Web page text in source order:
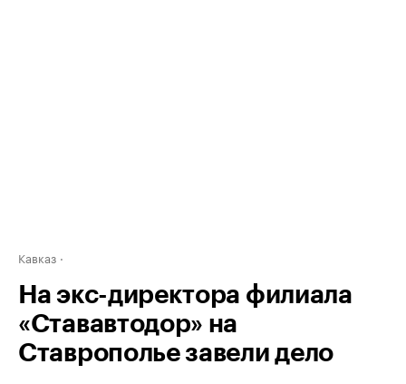
Кавказ
На экс-директора филиала
«Стававтодор» на
Ставрополье завели дело